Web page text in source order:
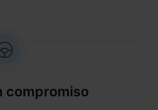
compromiso